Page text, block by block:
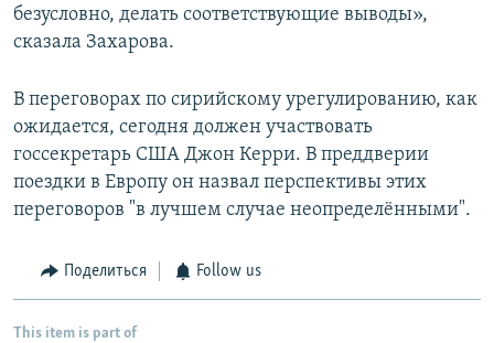
безусловно, делать соответствующие выводы»,
сказала Захарова.
В переговорах по сирийскому урегулированию, как
ожидается, сегодня должен участвовать
госсекретарь США Джон Керри. В преддверии
поездки в Европу он назвал перспективы этих
переговоров "в лучшем случае неопределёнными".
Поделиться Follow us
This item is part of